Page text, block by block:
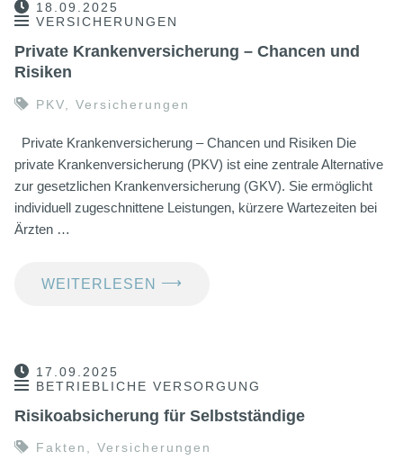
18.09.2025
VERSICHERUNGEN
Private Krankenversicherung – Chancen und
Risiken
PKV Versicherungen
Private Krankenversicherung – Chancen und Risiken Die
private Krankenversicherung (PKV) ist eine zentrale Alternative
zur gesetzlichen Krankenversicherung (GKV). Sie ermöglicht
individuell zugeschnittene Leistungen, kürzere Wartezeiten bei
Ärzten …
WEITERLESEN ⟶
17.09.2025
BETRIEBLICHE VERSORGUNG
Risikoabsicherung für Selbstständige
Fakten , Versicherungen